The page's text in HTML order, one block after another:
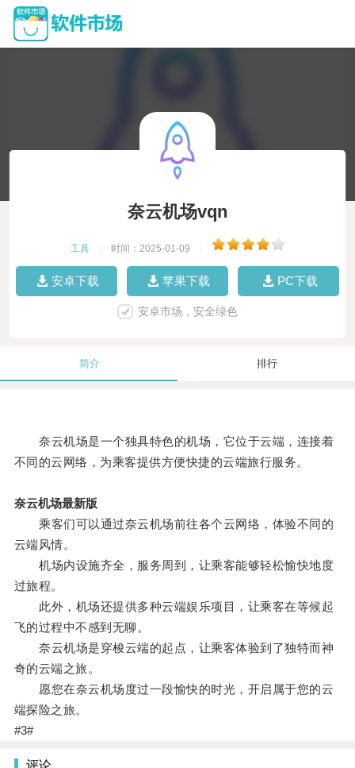
奈云机场vqn
工具 时间：2025-01-09
安卓下载 苹果下载 PC下载
安卓市场，安全绿色
简介 排行
奈云机场是一个独具特色的机场，它位于云端，连接着
不同的云网络，为乘客提供方便快捷的云端旅行服务。
奈云机场最新版
乘客们可以通过奈云机场前往各个云网络，体验不同的
云端风情。
机场内设施齐全，服务周到，让乘客能够轻松愉快地度
过旅程。
此外，机场还提供多种云端娱乐项目，让乘客在等候起
飞的过程中不感到无聊。
奈云机场是穿梭云端的起点，让乘客体验到了独特而神
奇的云端之旅。
愿您在奈云机场度过一段愉快的时光，开启属于您的云
端探险之旅。
#3#